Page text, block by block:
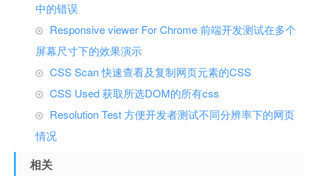
中的错误
Responsive viewer For Chrome 前端开发测试在多个
屏幕尺寸下的效果演示
CSS Scan 快速查看及复制网页元素的CSS
CSS Used 获取所选DOM的所有css
Resolution Test 方便开发者测试不同分辨率下的网页
情况
相关